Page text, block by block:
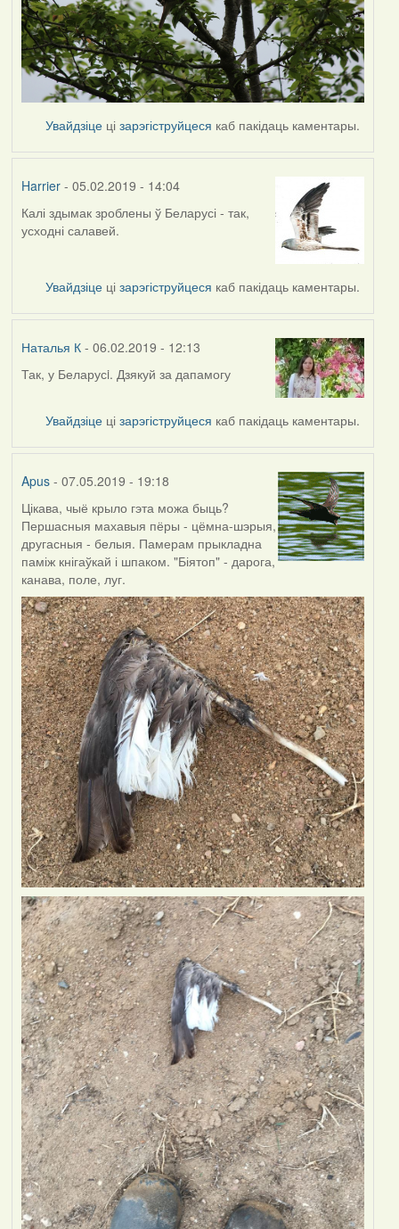
Увайдзіце цізарэгіструйцеся каб пакідаць каментары.
Harrier- 05.02.2019 - 14:04
In
reply
Наталья
К
Калі здымак зроблены ў Беларусі - так,
усходні салавей.
Увайдзіце цізарэгіструйцеся каб пакідаць каментары.
Наталья К- 06.02.2019 - 12:13
In
Harrier
Так, у Беларусi. Дзякуй за дапамогу
Увайдзіце цізарэгіструйцеся каб пакідаць каментары.
Apus- 07.05.2019 - 19:18
Цікава, чыё крыло гэта можа быць?
Першасныя махавыя пёры - цёмна-шэрыя,
другасныя - белыя. Памерам прыкладна
паміж кнігаўкай і шпаком. "Біятоп" - дарога,
канава, поле, луг.